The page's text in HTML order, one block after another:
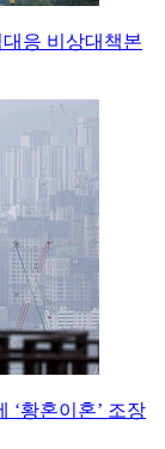
응 비상대책본
‘황혼이혼’ 조장